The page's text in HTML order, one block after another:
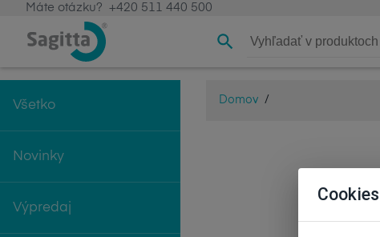
Máte otázku? +420 511 440 500
Všetko
Novinky
Výpredaj
Domov /
Cookies